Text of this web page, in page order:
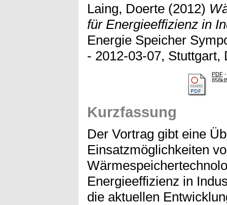
Laing, Doerte (2012)
für Energieeffizienz in
Energie Speicher
- 2012-03-07, Stuttgart,
PDF-
858kB
Kurzfassung
Der Vortrag gibt eine
Einsatzmöglichkeiten
Energieeffizienz in
die aktuellen